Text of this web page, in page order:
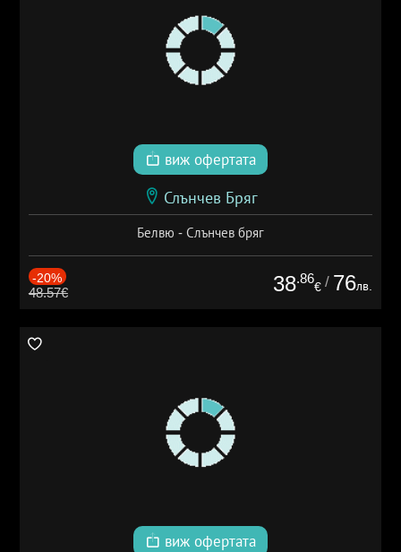
виж офертата
Слънчев Бряг
Белвю - Слънчев бряг
-20%
48.57€ 38.86
€ / 76лв.
виж офертата